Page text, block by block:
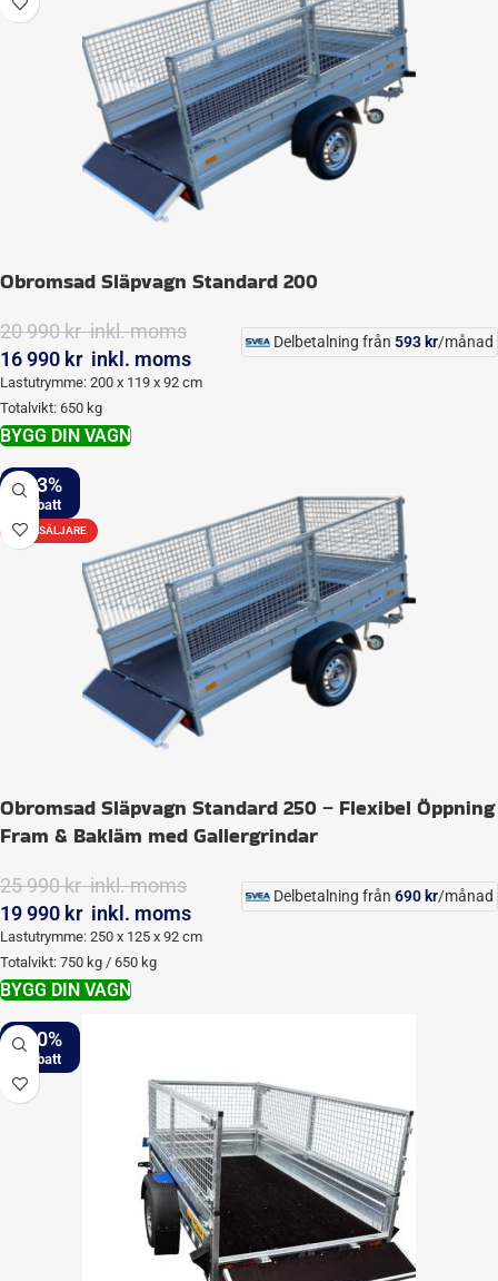
Obromsad Släpvagn Standard 200
20 990kr inkl. moms
16 990 kr inkl. moms
Delbetalning från 593 kr/månad
Lastutrymme: 200 x 119 x 92 cm
Totalvikt: 650 kg
BYGG DIN VAGN
-23%
STORSÄLJARE
Obromsad Släpvagn Standard 250 – Flexibel Öppning
Fram & Bakläm med Gallergrindar
25 990kr‎ inkl. moms
19 990 kr ‎ inkl. moms
Delbetalning från 690 kr/månad
Lastutrymme: 250 x 125 x 92 cm
Totalvikt: 750 kg / 650 kg
BYGG DIN VAGN
-20%